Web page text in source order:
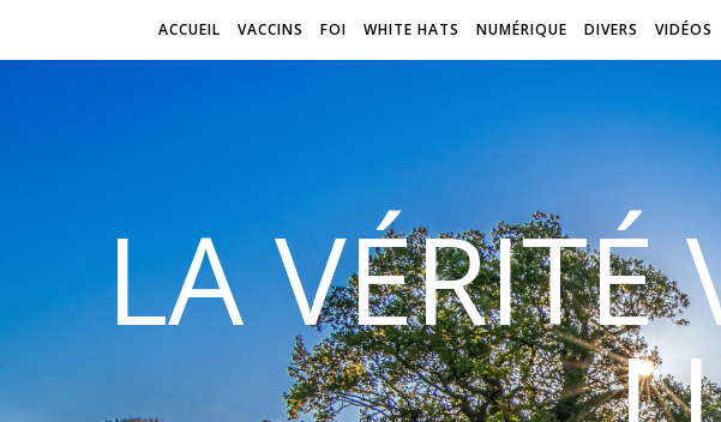
ACCUEIL VACCINS FOI WHITE HATS NUMÉRIQUE DIVERS VIDÉOS
LA VÉRITÉ